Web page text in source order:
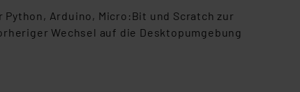
Arduino, Micro:Bit und Scratch zur
Wechsel auf die Desktopumgebung